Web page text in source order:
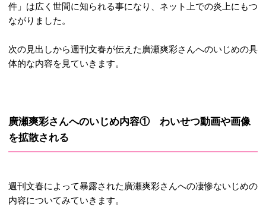
件」は広く世間に知られる事になり、ネット上での炎上にもつ
ながりました。
次の見出しから週刊文春が伝えた廣瀬爽彩さんへのいじめの具
体的な内容を見ていきます。
廣瀬爽彩さんへのいじめ内容① わいせつ動画や画像
を拡散される
週刊文春によって暴露された廣瀬爽彩さんへの凄惨ないじめの
内容についてみていきます。